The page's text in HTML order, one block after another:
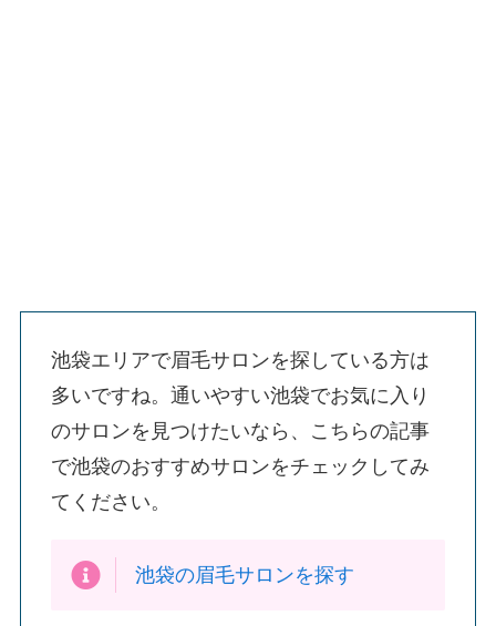
池袋エリアで眉毛サロンを探している方は
多いですね。通いやすい池袋でお気に入り
のサロンを見つけたいなら、こちらの記事
で池袋のおすすめサロンをチェックしてみ
てください。
池袋の眉毛サロンを探す